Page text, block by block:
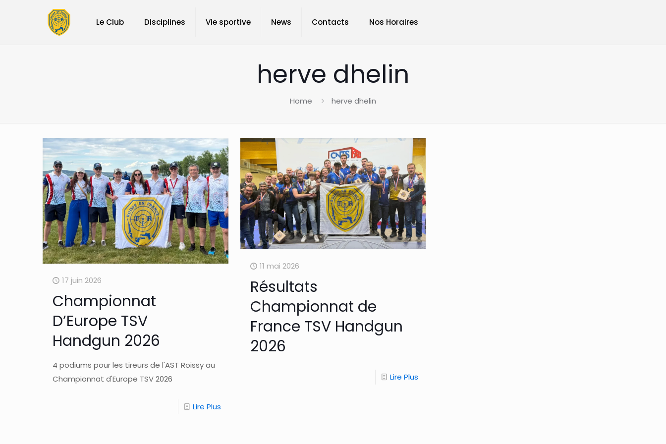
Le Club Disciplines Vie sportive News Contacts Nos Horaires
herve dhelin
Home herve dhelin
17 juin 2026
Championnat
D’Europe TSV
Handgun 2026
4 podiums pour les tireurs de l'AST Roissy au
Championnat d'Europe TSV 2026
Lire Plus
11 mai 2026
Résultats
Championnat de
France TSV Handgun
2026
Lire Plus